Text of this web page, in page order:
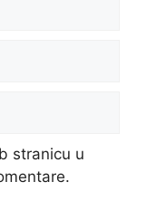
stranicu u